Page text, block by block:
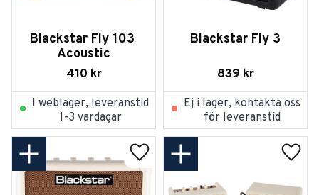
Blackstar Fly 103
Acoustic
410 kr
I weblager, leveranstid
1-3 vardagar
Blackstar Fly 3
839 kr
Ej i lager, kontakta oss
för leveranstid
Lägg till i favoriter